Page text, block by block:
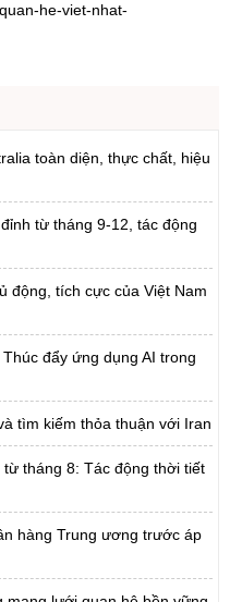
he-viet-nhat-
toàn diện, thực chất, hiệu
từ tháng 9-12, tác động
động, tích cực của Việt Nam
đẩy ứng dụng AI trong
tìm kiếm thỏa thuận với Iran
tháng 8: Tác động thời tiết
hàng Trung ương trước áp